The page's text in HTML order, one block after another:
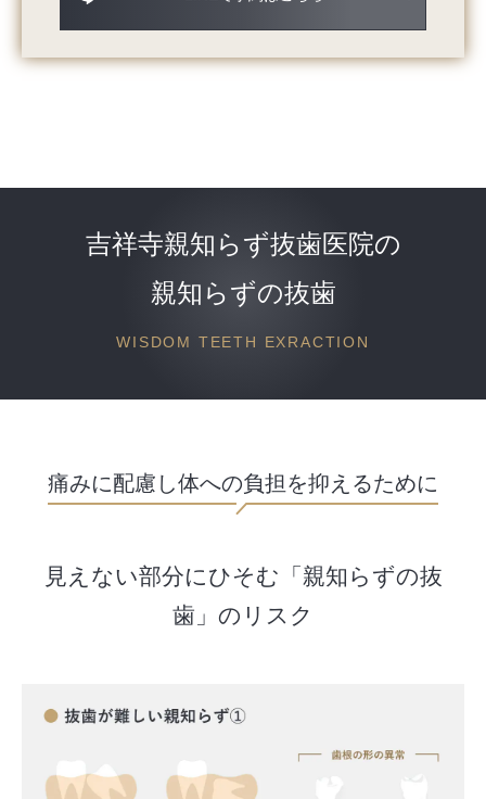
吉祥寺親知らず抜歯医院の
親知らずの抜歯
WISDOM TEETH EXRACTION
痛みに配慮し体への負担を抑えるために
見えない部分にひそむ「親知らずの抜
歯」のリスク